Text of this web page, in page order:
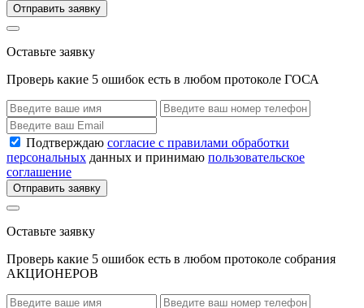
Отправить заявку
Оставьте заявку
Проверь какие 5 ошибок есть в любом протоколе ГОСА
Подтверждаю согласие с правилами обработки
персональных данных и принимаю пользовательское
соглашение
Отправить заявку
Оставьте заявку
Проверь какие 5 ошибок есть в любом протоколе собрания
АКЦИОНЕРОВ